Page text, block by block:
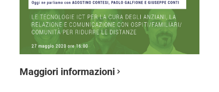
Maggiori informazioni